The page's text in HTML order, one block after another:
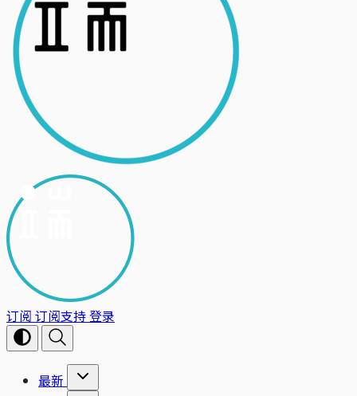
订阅 订阅支持登录
最新